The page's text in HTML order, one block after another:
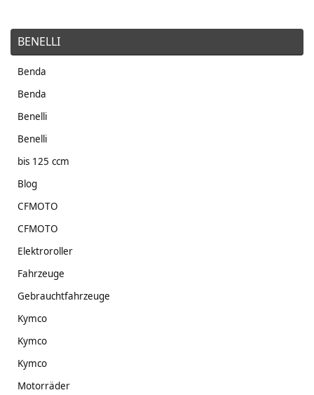
BENELLI
Benda
Benda
Benelli
Benelli
bis 125 ccm
Blog
CFMOTO
CFMOTO
Elektroroller
Fahrzeuge
Gebrauchtfahrzeuge
Kymco
Kymco
Kymco
Motorräder